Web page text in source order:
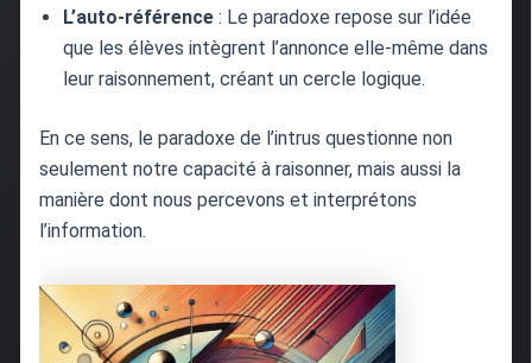
L’auto-référence: Le paradoxe repose sur l’idée
que les élèves intègrent l’annonce elle-même dans
leur raisonnement, créant un cercle logique.
En ce sens, le paradoxe de l’intrus questionne non
seulement notre capacité à raisonner, mais aussi la
manière dont nous percevons et interprétons
l’information.